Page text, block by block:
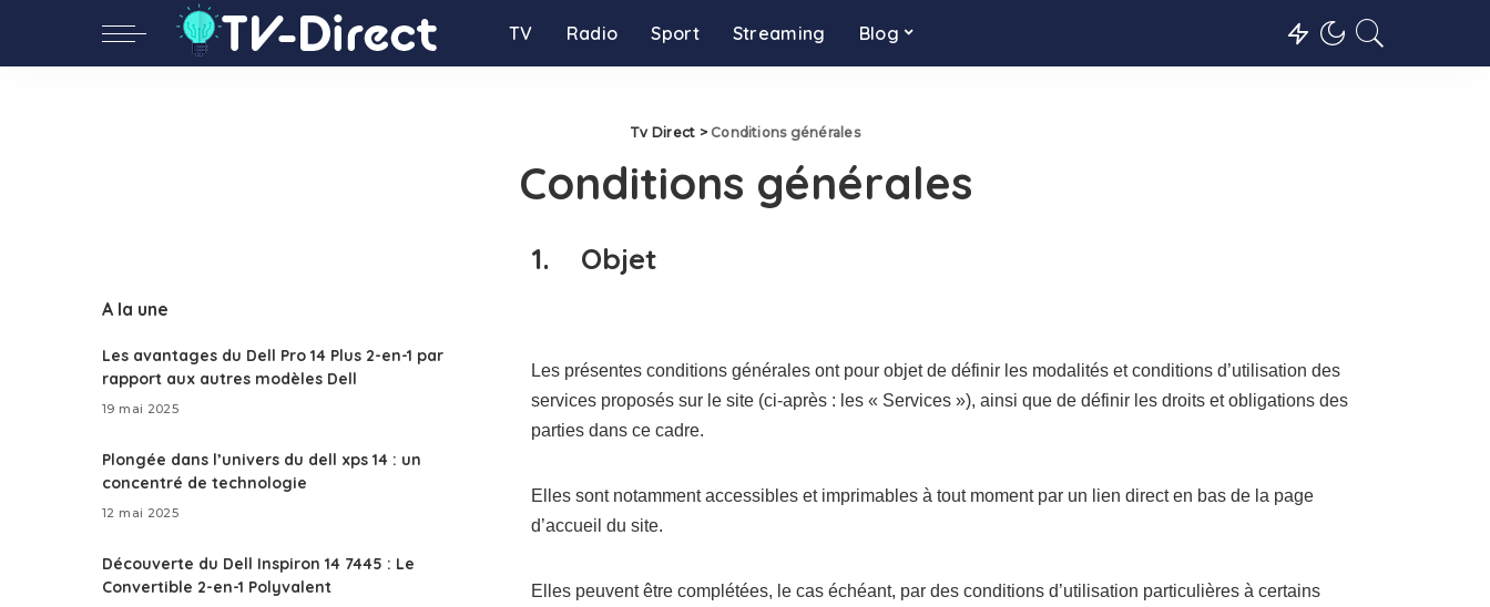
TV Radio Sport Streaming Blog
Tv Direct > Conditions générales
Conditions générales
1. Objet
Les présentes conditions générales ont pour objet de définir les modalités et conditions d’utilisation des
services proposés sur le site (ci-après : les « Services »), ainsi que de définir les droits et obligations des
parties dans ce cadre.
Elles sont notamment accessibles et imprimables à tout moment par un lien direct en bas de la page
d’accueil du site.
Elles peuvent être complétées, le cas échéant, par des conditions d’utilisation particulières à certains
A la une
Les avantages du Dell Pro 14 Plus 2-en-1 par
rapport aux autres modèles Dell
19 mai 2025
Plongée dans l’univers du dell xps 14 : un
concentré de technologie
12 mai 2025
Découverte du Dell Inspiron 14 7445 : Le
Convertible 2-en-1 Polyvalent